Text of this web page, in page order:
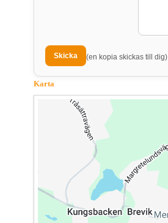
(en kopia skickas till dig)
Karta